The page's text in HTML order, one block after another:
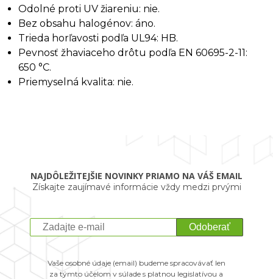
Odolné proti UV žiareniu: nie.
Bez obsahu halogénov: áno.
Trieda horľavosti podľa UL94: HB.
Pevnosť žhaviaceho drôtu podľa EN 60695-2-11:
650 °C.
Priemyselná kvalita: nie.
NAJDÔLEŽITEJŠIE NOVINKY PRIAMO NA VÁŠ EMAIL
Získajte zaujímavé informácie vždy medzi prvými
Odoberať
Vaše osobné údaje (email) budeme spracovávať len
za týmto účelom v súlade s platnou legislatívou a